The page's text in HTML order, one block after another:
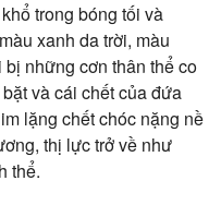
trong bóng tối và
xanh da trời, màu
những cơn thân thể co
và cái chết của đứa
lặng chết chóc nặng nề
thị lực trở về như
thể.